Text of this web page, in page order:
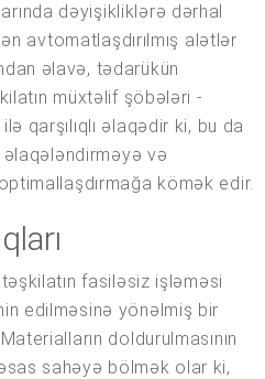
dəyişikliklərə dərhal
avtomatlaşdırılmış alətlər
əlavə, tədarükün
müxtəlif şöbələri -
qarşılıqlı əlaqədir ki, bu da
və
kömək edir.
fasiləsiz işləməsi
edilməsinə yönəlmiş bir
doldurulmasının
sahəyə bölmək olar ki,